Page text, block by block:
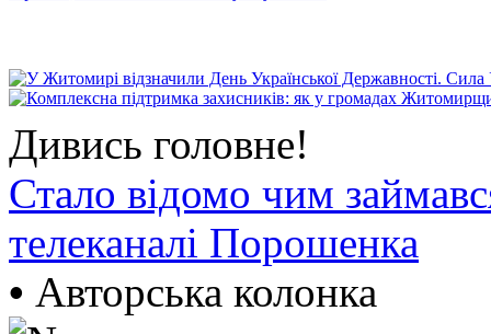
Дивись головне!
Стало відомо чим
телеканалі Порошенка
• Авторська колонка